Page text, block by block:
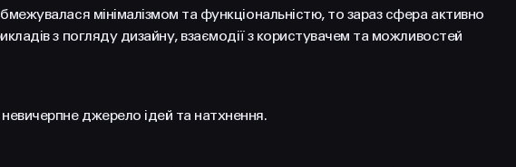
мінімалізмом та функціональністю, то зараз сфера активно
з погляду дизайну, взаємодії з користувачем та можливостей
джерело ідей та натхнення.